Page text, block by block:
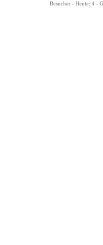
Besucher - Heute: 4 -